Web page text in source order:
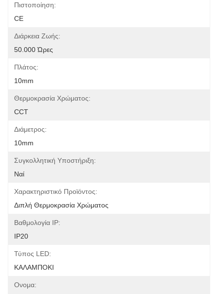
Πιστοποίηση:
CE
Διάρκεια Ζωής:
50.000 Ώρες
Πλάτος:
10mm
Θερμοκρασία Χρώματος:
CCT
Διάμετρος:
10mm
Συγκολλητική Υποστήριξη:
Ναί
Χαρακτηριστικό Προϊόντος:
Διπλή Θερμοκρασία Χρώματος
Βαθμολογία IP:
IP20
Τύπος LED:
ΚΑΛΑΜΠΟΚΙ
Ονομα: